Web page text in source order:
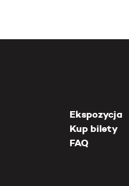
Ekspozycja
Kup bilety
FAQ